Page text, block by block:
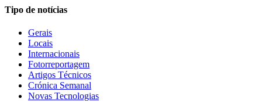
Tipo de notícias
Gerais
Locais
Internacionais
Fotorreportagem
Artigos Técnicos
Crónica Semanal
Novas Tecnologias